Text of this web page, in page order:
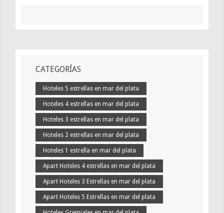
CATEGORÍAS
Hoteles 5 estrellas en mar del plata
Hoteles 4 estrellas en mar del plata
Hoteles 3 estrellas en mar del plata
Hoteles 2 estrellas en mar del plata
Hoteles 1 estrella en mar del plata
Apart Hoteles 4 estrellas en mar del plata
Apart Hoteles 3 Estrellas en mar del plata
Apart Hoteles 5 Estrellas en mar del plata